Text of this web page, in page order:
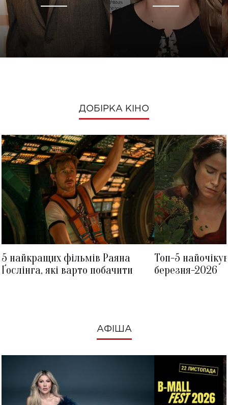
ДОБІРКА КІНО
5 найкращих фільмів Раяна
Ґослінга, які варто побачити
Топ-5
березня-2026
АФІША